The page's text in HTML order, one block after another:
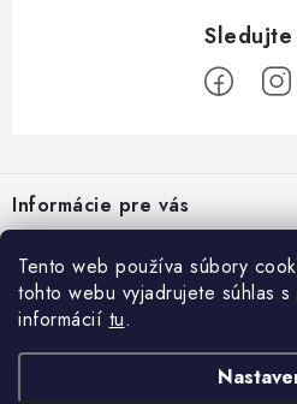
Tento web používa súbory
tohto webu vyjadrujete súhlas
informácií tu.
p
ä
Informácie pre vás
Všeobecné obchodné podmienky
Podmienky ochrany osobných údajov
Prijímame online platby
Blog
Veterinárne diéty: sprievodca